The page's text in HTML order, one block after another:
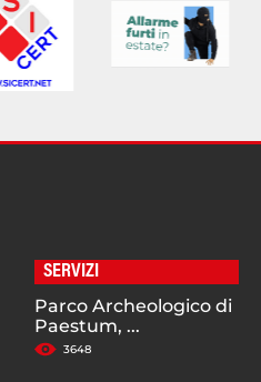
SERVIZI
Parco Archeologico di
Paestum, ...
3648